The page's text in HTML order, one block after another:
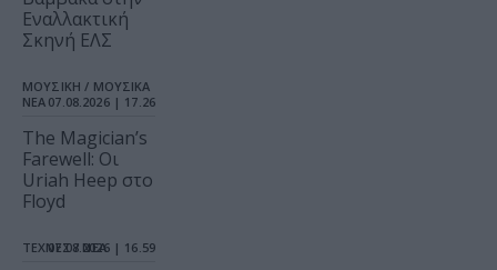
Εναλλακτική
Σκηνή ΕΛΣ
ΜΟΥΣΙΚΗ / ΜΟΥΣΙΚΑ
ΝΕΑ 07.08.2026 | 17.26
The Magician’s
Farewell: Οι
Uriah Heep στο
Floyd
ΤΕΧΝΕΣ / ΝΕΑ
07.08.2026 | 16.59